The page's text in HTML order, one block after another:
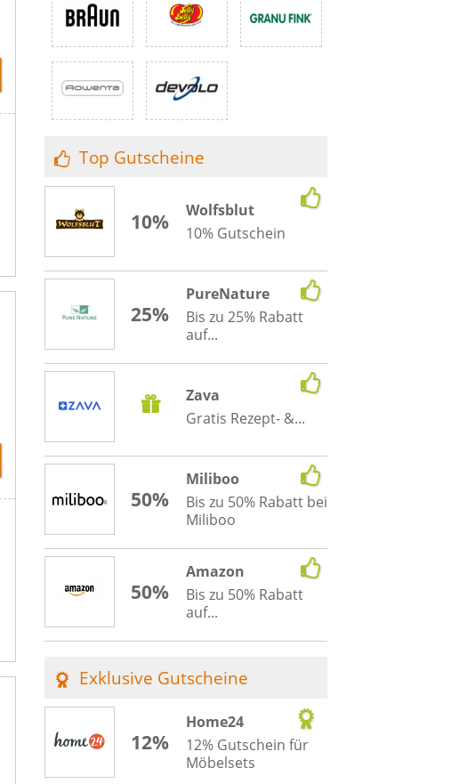
Top Gutscheine
10%
Wolfsblut
10% Gutschein
25%
PureNature
Bis zu 25% Rabatt
auf...
Zava
Gratis Rezept- &...
50%
Miliboo
Bis zu 50% Rabatt bei
Miliboo
50%
Amazon
Bis zu 50% Rabatt
auf...
Exklusive Gutscheine
12%
Home24
12% Gutschein für
Möbelsets